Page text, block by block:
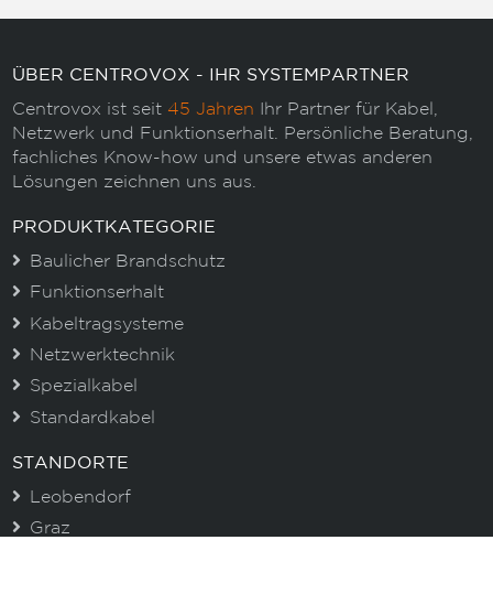
ÜBER CENTROVOX - IHR SYSTEMPARTNER
Centrovox ist seit 45 Jahren Ihr Partner für Kabel,
Netzwerk und Funktionserhalt. Persönliche Beratung,
fachliches Know-how und unsere etwas anderen
Lösungen zeichnen uns aus.
PRODUKTKATEGORIE
Baulicher Brandschutz
Funktionserhalt
Kabeltragsysteme
Netzwerktechnik
Spezialkabel
Standardkabel
STANDORTE
Leobendorf
Graz